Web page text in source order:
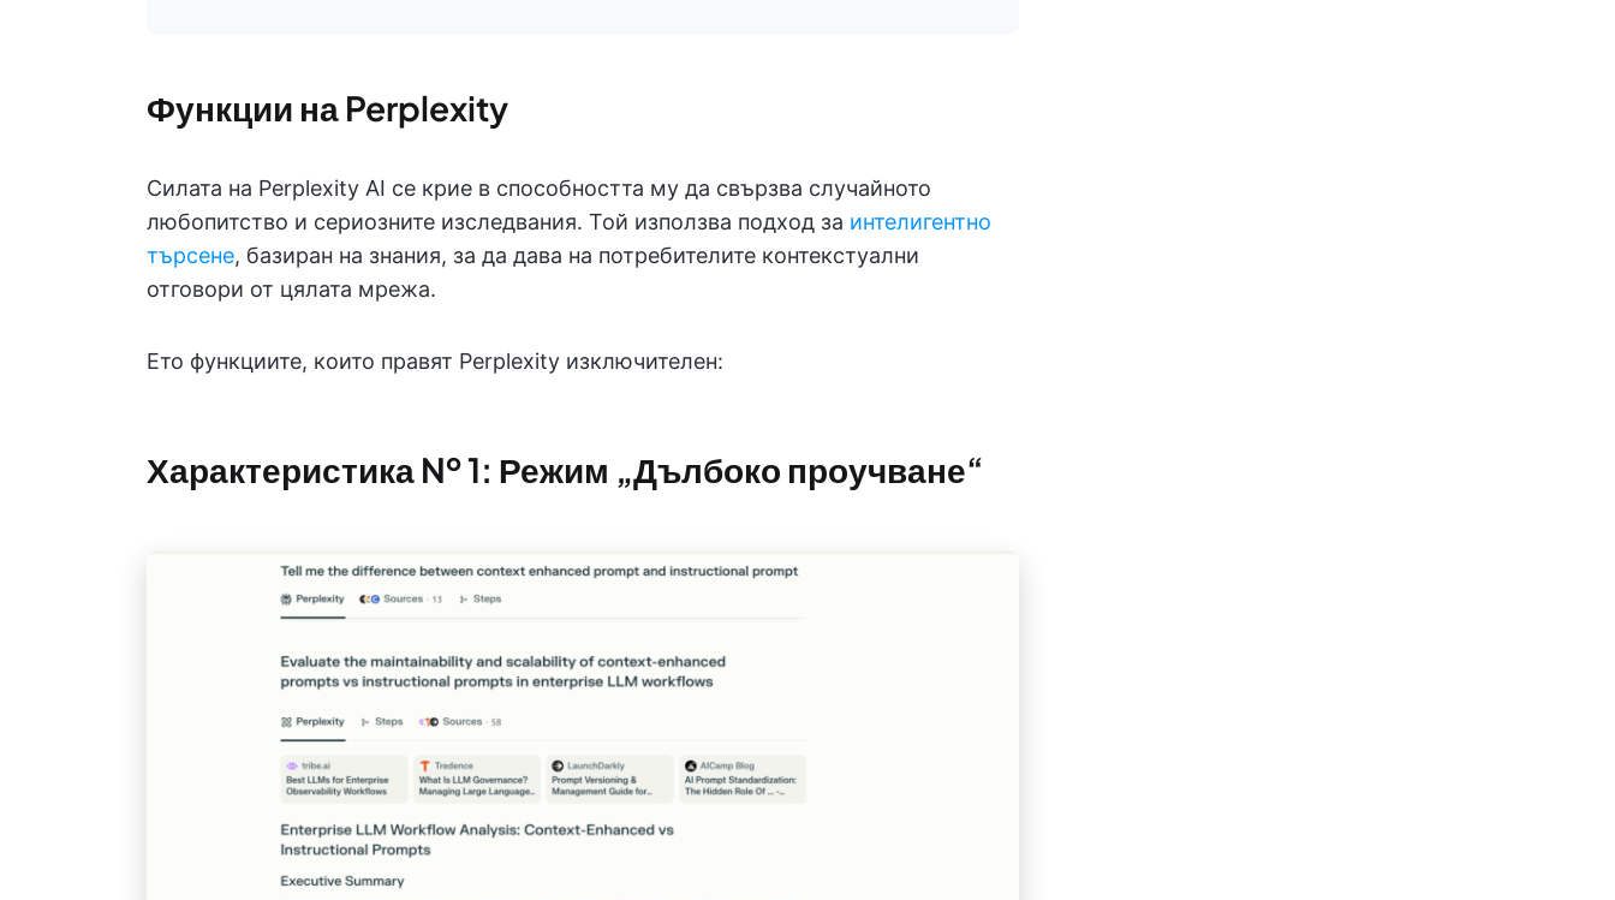
Функции на Perplexity
Силата на Perplexity AI се крие в способността му да свързва случайното
любопитство и сериозните изследвания. Той използва подход за интелигентно
търсене, базиран на знания, за да дава на потребителите контекстуални
отговори от цялата мрежа.
Ето функциите, които правят Perplexity изключителен:
Характеристика № 1: Режим „Дълбоко проучване“